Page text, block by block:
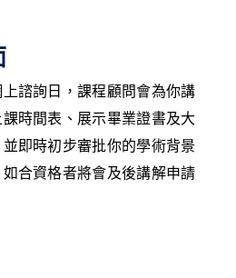
諮詢日，課程顧問會為你講
時間表、展示畢業證書及大
即時初步審批你的學術背景
合資格者將會及後講解申請